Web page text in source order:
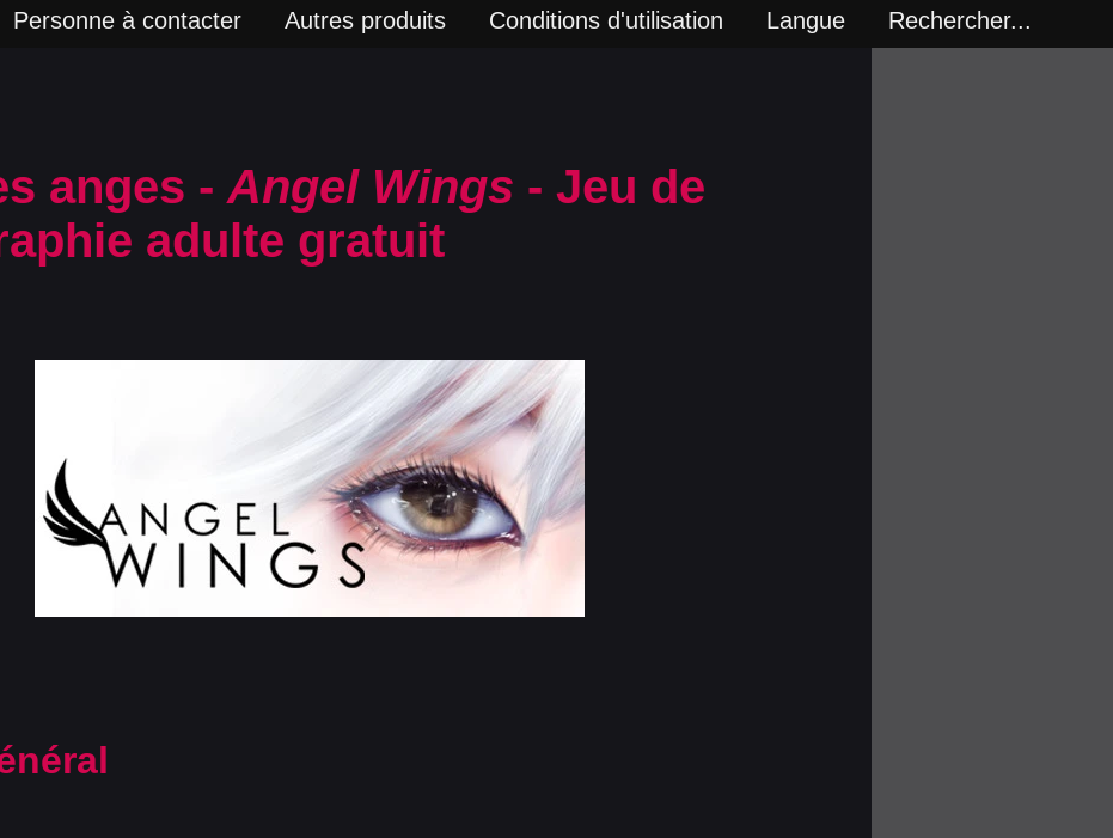
Personne à contacter Autres produits Conditions d'utilisation Langue Rechercher...
anges - Angel Wings - Jeu de
adulte gratuit